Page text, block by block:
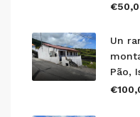
Un
Pão,